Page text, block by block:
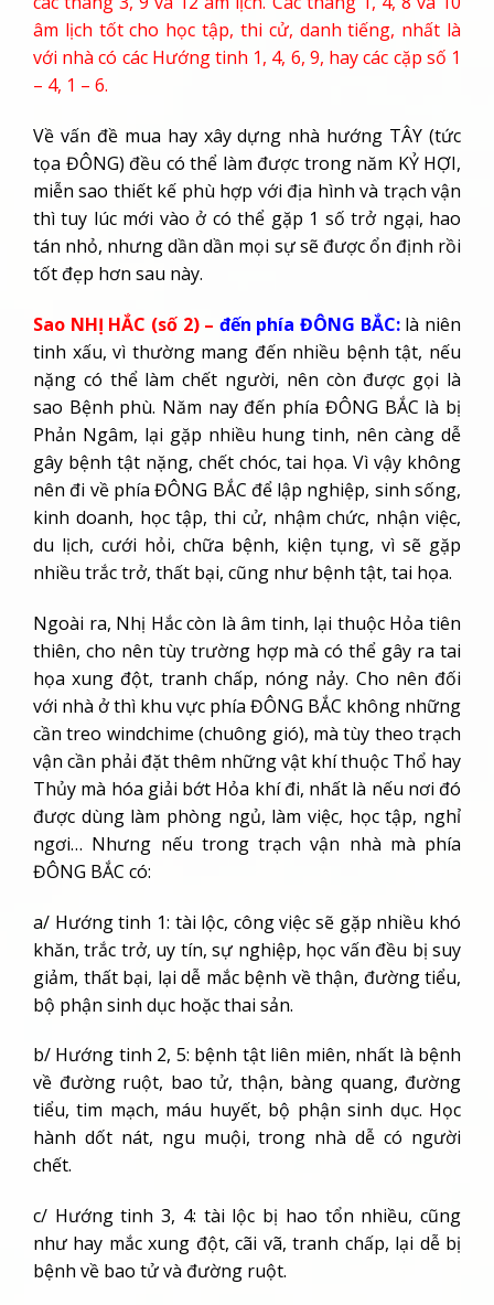
âm lịch tốt cho học tập, thi cử, danh tiếng, nhất là
với nhà có các Hướng tinh 1, 4, 6, 9, hay các cặp số 1
– 4, 1 – 6.
Về vấn đề mua hay xây dựng nhà hướng TÂY (tức
tọa ĐÔNG) đều có thể làm được trong năm KỶ HỢI,
miễn sao thiết kế phù hợp với địa hình và trạch vận
thì tuy lúc mới vào ở có thể gặp 1 số trở ngại, hao
tán nhỏ, nhưng dần dần mọi sự sẽ được ổn định rồi
tốt đẹp hơn sau này.
Sao NHỊ HẮC (số 2) – đến phía ĐÔNG BẮC:là niên
tinh xấu, vì thường mang đến nhiều bệnh tật, nếu
nặng có thể làm chết người, nên còn được gọi là
sao Bệnh phù. Năm nay đến phía ĐÔNG BẮC là bị
Phản Ngâm, lại gặp nhiều hung tinh, nên càng dễ
gây bệnh tật nặng, chết chóc, tai họa. Vì vậy không
nên đi về phía ĐÔNG BẮC để lập nghiệp, sinh sống,
kinh doanh, học tập, thi cử, nhậm chức, nhận việc,
du lịch, cưới hỏi, chữa bệnh, kiện tụng, vì sẽ gặp
nhiều trắc trở, thất bại, cũng như bệnh tật, tai họa.
Ngoài ra, Nhị Hắc còn là âm tinh, lại thuộc Hỏa tiên
thiên, cho nên tùy trường hợp mà có thể gây ra tai
họa xung đột, tranh chấp, nóng nảy. Cho nên đối
với nhà ở thì khu vực phía ĐÔNG BẮC không những
cần treo windchime (chuông gió), mà tùy theo trạch
vận cần phải đặt thêm những vật khí thuộc Thổ hay
Thủy mà hóa giải bớt Hỏa khí đi, nhất là nếu nơi đó
được dùng làm phòng ngủ, làm việc, học tập, nghỉ
ngơi… Nhưng nếu trong trạch vận nhà mà phía
ĐÔNG BẮC có:
a/ Hướng tinh 1: tài lộc, công việc sẽ gặp nhiều khó
khăn, trắc trở, uy tín, sự nghiệp, học vấn đều bị suy
giảm, thất bại, lại dễ mắc bệnh về thận, đường tiểu,
bộ phận sinh dục hoặc thai sản.
b/ Hướng tinh 2, 5: bệnh tật liên miên, nhất là bệnh
về đường ruột, bao tử, thận, bàng quang, đường
tiểu, tim mạch, máu huyết, bộ phận sinh dục. Học
hành dốt nát, ngu muội, trong nhà dễ có người
chết.
c/ Hướng tinh 3, 4: tài lộc bị hao tổn nhiều, cũng
như hay mắc xung đột, cãi vã, tranh chấp, lại dễ bị
bệnh về bao tử và đường ruột.